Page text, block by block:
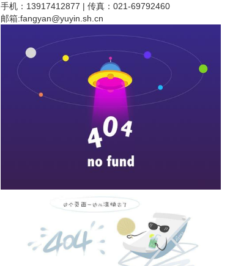
手机：13917412877 | 传真：021-69792460
邮箱:fangyan@yuyin.sh.cn